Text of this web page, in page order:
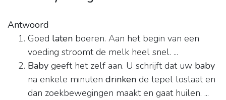
Antwoord
Goed laten boeren. Aan het begin van een
voeding stroomt de melk heel snel. ...
Baby geeft het zelf aan. U schrijft dat uw baby
na enkele minuten drinken de tepel loslaat en
dan zoekbewegingen maakt en gaat huilen. ...